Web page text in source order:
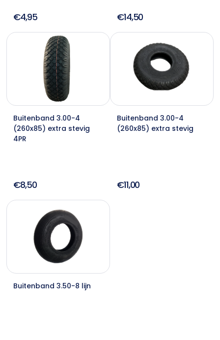
€4,95 €14,50
Buitenband 3.00-4
(260x85) extra stevig
4PR
€8,50
Buitenband 3.00-4
(260x85) extra stevig
€11,00
Buitenband 3.50-8 lijn